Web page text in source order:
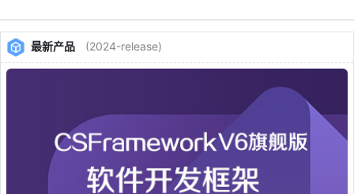
最新产品 (2024-release)